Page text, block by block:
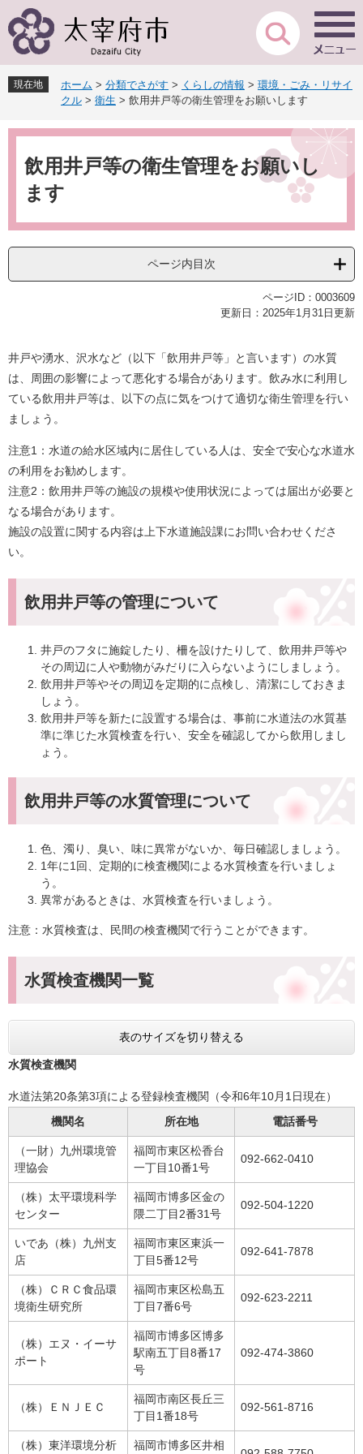
ー
先
頭
す
ニ
を
飛
し
現在地 ホーム > 分類でさがす > くらしの情報 > 環境・ごみ・リサイ
クル > 衛生 > 飲用井戸等の衛生管理をお願いします
本
飲用井戸等の衛生管理をお願いし
ます
ページ内目次
ページID：0003609
更新日：2025年1月31日更新
井戸や湧水、沢水など（以下「飲用井戸等」と言います）の水質
は、周囲の影響によって悪化する場合があります。飲み水に利用し
ている飲用井戸等は、以下の点に気をつけて適切な衛生管理を行い
ましょう。
注意1：水道の給水区域内に居住している人は、安全で安心な水道水
の利用をお勧めします。
注意2：飲用井戸等の施設の規模や使用状況によっては届出が必要と
なる場合があります。
施設の設置に関する内容は上下水道施設課にお問い合わせくださ
い。
飲用井戸等の管理について
井戸のフタに施錠したり、柵を設けたりして、飲用井戸等や
その周辺に人や動物がみだりに入らないようにしましょう。
飲用井戸等やその周辺を定期的に点検し、清潔にしておきま
しょう。
飲用井戸等を新たに設置する場合は、事前に水道法の水質基
準に準じた水質検査を行い、安全を確認してから飲用しまし
ょう。
飲用井戸等の水質管理について
色、濁り、臭い、味に異常がないか、毎日確認しましょう。
1年に1回、定期的に検査機関による水質検査を行いましょ
う。
異常があるときは、水質検査を行いましょう。
注意：水質検査は、民間の検査機関で行うことができます。
水質検査機関一覧
表のサイズを切り替える
水質検査機関
水道法第20条第3項による登録検査機関（令和6年10月1日現在）
機関名
所在地 電話番号
（一財）九州環境管
理協会
福岡市東区松香台
一丁目10番1号
092-662-0410
（株）太平環境科学
センター
福岡市博多区金の
隈二丁目2番31号
092-504-1220
いであ（株）九州支
店
福岡市東区東浜一
丁目5番12号
092-641-7878
（株）ＣＲＣ食品環
境衛生研究所
福岡市東区松島五
丁目7番6号
092-623-2211
（株）エヌ・イーサ
ポート
福岡市博多区博多
駅南五丁目8番17
号
092-474-3860
（株）ＥＮＪＥＣ
福岡市南区長丘三
丁目1番18号
092-561-8716
（株）東洋環境分析 福岡市博多区井相